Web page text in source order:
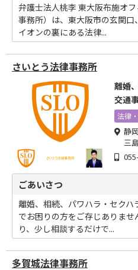
弁護士法人桃李 東大阪布施オ
事務所）は、東大阪市の玄関口
イオンの裏にある法律...
さいとう法律事務所
離婚
交通
方を
法律
静
三
ごあいさつ
離婚、相続、パワハラ・セク
でお困りの方をご存じありま
り、少し相談するだけで...
多賀城法律事務所